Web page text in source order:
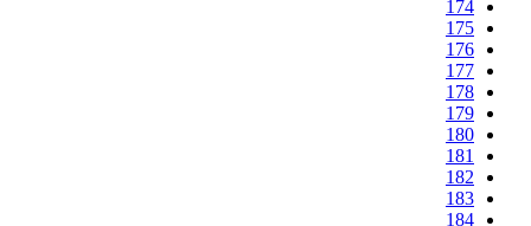
174
175
176
177
178
179
180
181
182
183
184